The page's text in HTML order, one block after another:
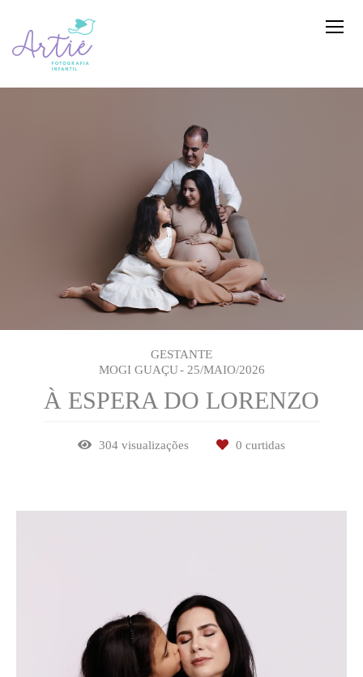
GESTANTE
MOGI GUAÇU
25/MAIO/2026
À ESPERA DO LORENZO
304 visualizações 0 curtidas